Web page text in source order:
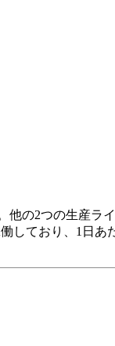
の2つの生産
ており、1日あ